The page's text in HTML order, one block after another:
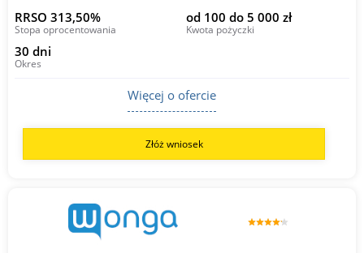
RRSO 313,50%
Stopa oprocentowania
od 100 do 5 000 zł
Kwota pożyczki
30 dni
Okres
Więcej o ofercie
Złóż wniosek